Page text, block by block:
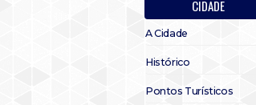
CIDADE
A Cidade
Histórico
Pontos Turísticos